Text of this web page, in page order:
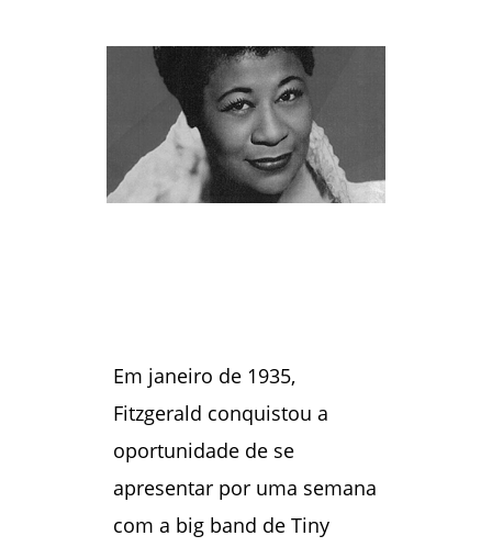
Em janeiro de 1935,
Fitzgerald conquistou a
oportunidade de se
apresentar por uma semana
com a big band de Tiny